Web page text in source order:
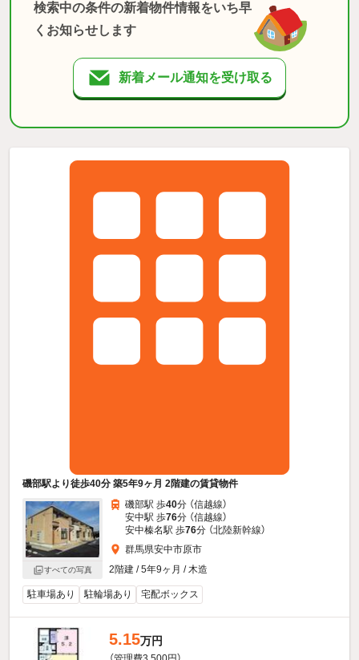
検索中の条件の新着物件情報をいち早
くお知らせします
新着メール通知を受け取る
磯部駅より徒歩40分 築5年9ヶ月 2階建の賃貸物件
すべての写真
磯部駅 歩40分 （信越線）
安中駅 歩76分 （信越線）
安中榛名駅 歩76分 （北陸新幹線）
群馬県安中市原市
2階建 / 5年9ヶ月 / 木造
駐車場あり 駐輪場あり 宅配ボックス
5.15万円